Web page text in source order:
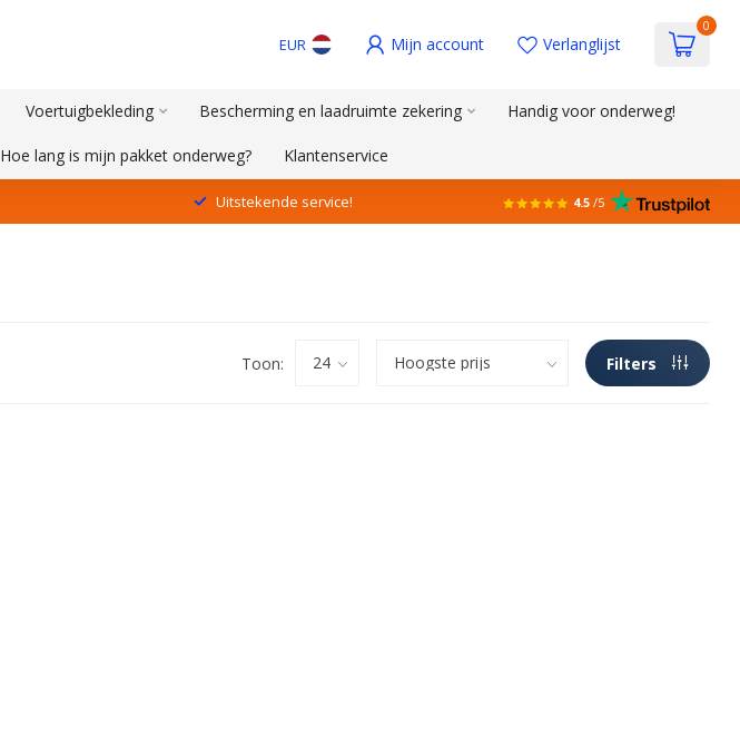
EUR Mijn account Verlanglijst
0
Voertuigbekleding Bescherming en laadruimte zekering Handig voor onderweg!
Hoe lang is mijn pakket onderweg? Klantenservice
Uitstekende service! 4.5 /5
Toon: Filters